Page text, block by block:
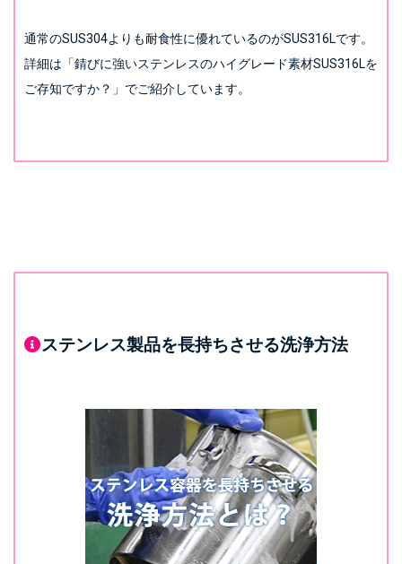
通常のSUS304よりも耐食性に優れているのがSUS316Lです。
詳細は 「錆びに強いステンレスのハイグレード素材SUS316Lを
ご存知ですか？」 でご紹介しています。
ステンレス製品を長持ちさせる洗浄方法